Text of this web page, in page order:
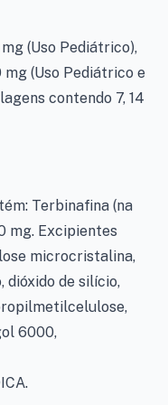
(Uso Pediátrico),
(Uso Pediátrico e
contendo 7, 14
Terbinafina (na
mg. Excipientes
microcristalina,
dióxido de silício,
6000,